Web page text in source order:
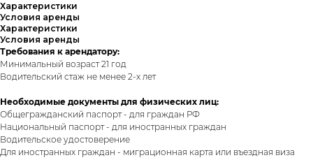
Характеристики
Условия аренды
Характеристики
Условия аренды
Требования к арендатору:
Минимальный возраст 21 год
Водительский стаж не менее 2-х лет
Необходимые документы для физических лиц:
Общегражданский паспорт - для граждан РФ
Национальный паспорт - для иностранных граждан
Водительское удостоверение
Для иностранных граждан - миграционная карта или въездная виза